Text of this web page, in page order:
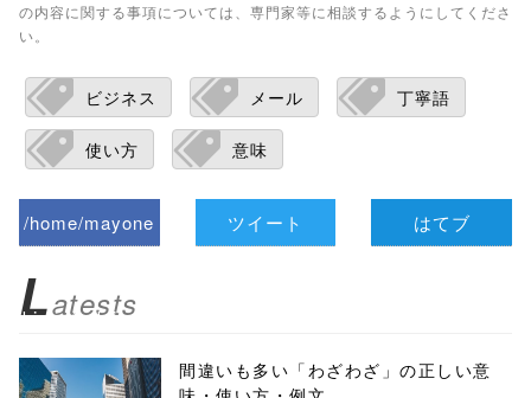
の内容に関する事項については、専門家等に相談するようにしてくださ
い。
ビジネス メール 丁寧語
使い方 意味
/home/mayone
biz.jp/public_ht
ml/wp-
ツイート はてブ
Latests
間違いも多い「わざわざ」の正しい意